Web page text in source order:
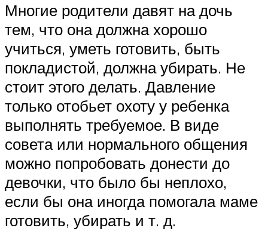
Многие родители давят на дочь
тем, что она должна хорошо
учиться, уметь готовить, быть
покладистой, должна убирать. Не
стоит этого делать. Давление
только отобьет охоту у ребенка
выполнять требуемое. В виде
совета или нормального общения
можно попробовать донести до
девочки, что было бы неплохо,
если бы она иногда помогала маме
готовить, убирать и т. д.